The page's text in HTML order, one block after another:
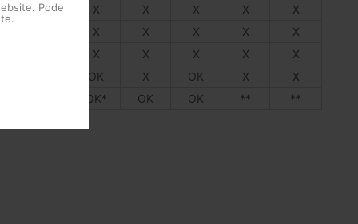
X X X X X
X
X X X X
X
X X X X
X
OK X OK X
X
OK* OK OK **
**
Pode